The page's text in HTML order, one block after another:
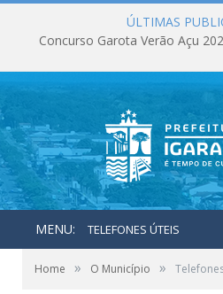
ÚLTIMAS
Concurso Garota Verão Açu
MENU: TELEFONES ÚTEIS
Home » O Município »